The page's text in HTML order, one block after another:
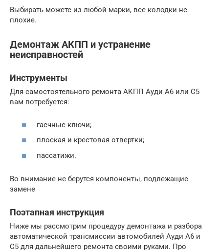
Выбирать можете из любой марки, все колодки не
плохие.
Демонтаж АКПП и устранение
неисправностей
Инструменты
Для самостоятельного ремонта АКПП Ауди А6 или С5
вам потребуется:
гаечные ключи;
плоская и крестовая отвертки;
пассатижи.
Во внимание не берутся компоненты, подлежащие
замене
Поэтапная инструкция
Ниже мы рассмотрим процедуру демонтажа и разбора
автоматической трансмиссии автомобилей Ауди А6 и
С5 для дальнейшего ремонта своими руками. Про